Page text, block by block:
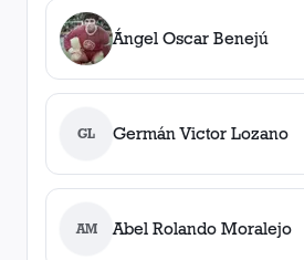
Ángel Oscar Benejú
GL Germán Victor Lozano
AM Abel Rolando Moralejo